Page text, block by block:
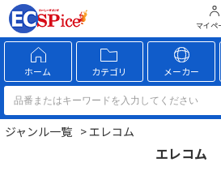
マイペ
ホーム カテゴリ メーカー
ジャンル一覧 > エレコム
エレコム